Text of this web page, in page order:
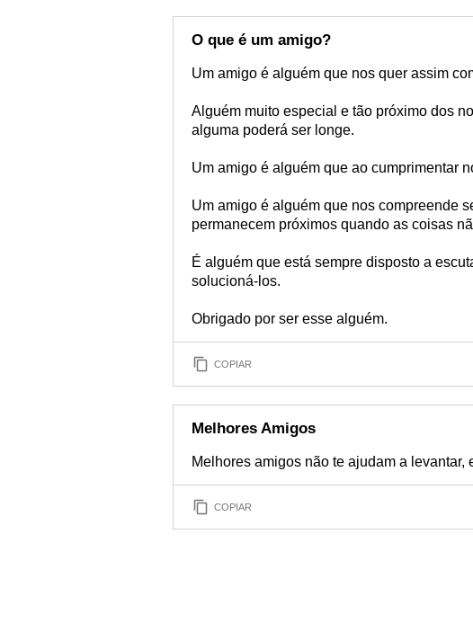
O que é um amigo?
Um amigo é alguém que nos quer assim
Alguém muito especial e tão próximo dos
alguma poderá ser longe.
Um amigo é alguém que ao cumprimentar
Um amigo é alguém que nos compreende
permanecem próximos quando as coisas
É alguém que está sempre disposto a
solucioná-los.
Obrigado por ser esse alguém.
COPIAR
Melhores Amigos
Melhores amigos não te ajudam a levantar,
COPIAR